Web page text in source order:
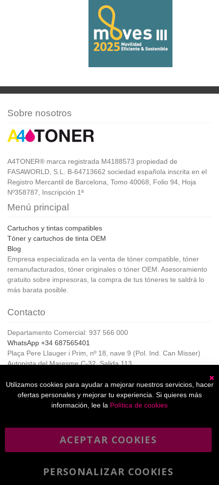
Sobre nosotros
A4TONER® marca registrada M4188573 propiedad de
FASAWORLD, S.L. B-64713662 sociedad española inscrita en el
Registro Mercantil de Barcelona, Tomo 40068, Folio 94, Hoja
Nº358787, Inscripción 1ª
Menú principal
Cartuchos y tintas compatibles
Tóner y cartuchos de tinta OEM
Blog
Empresa especializada en la venta de tóner compatible, tóner
remanufacturados, tóner originales o tóner OEM. Asesoramiento
gratuito sobre impresoras, la compra de tus tóneres te saldrá lo
más barata posible.
Contacto
Departamento Comercial: 937 566 000
WhatsApp +34 687565401
Plaça Pere Llauger i Prim, nº 18, nave 9 (Pol. Ind. Can Misser)
Autopista del Maresme C-32, Salida 113
Horario de Atención al cliente:
De lunes a jueves de 8:00 a 17:00,
Viernes de 8:00 a 15:00
informativo
He leído y acepto lapolítica de privacidad
Utilizamos cookies para ayudar a mejorar nuestros servicios, hacer
ofertas personales y mejorar tu experiencia. Si quieres más
información, lee la Política de cookies
ACEPTAR COOKIES
PERSONALIZAR COOKIES